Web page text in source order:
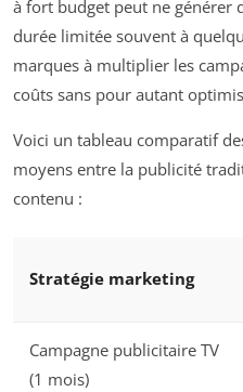
à fort budget peut ne générer
durée limitée souvent à
marques à multiplier les
coûts sans pour autant
Voici un tableau comparatif
moyens entre la publicité
contenu :
Stratégie marketing
Campagne publicitaire TV
(1 mois)